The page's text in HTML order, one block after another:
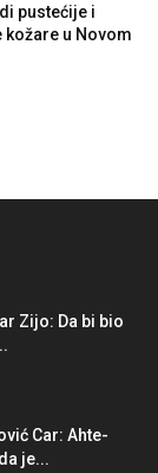
pustećije i
kožare u Novom
Zijo: Da bi bio
Car: Ahte-
je...